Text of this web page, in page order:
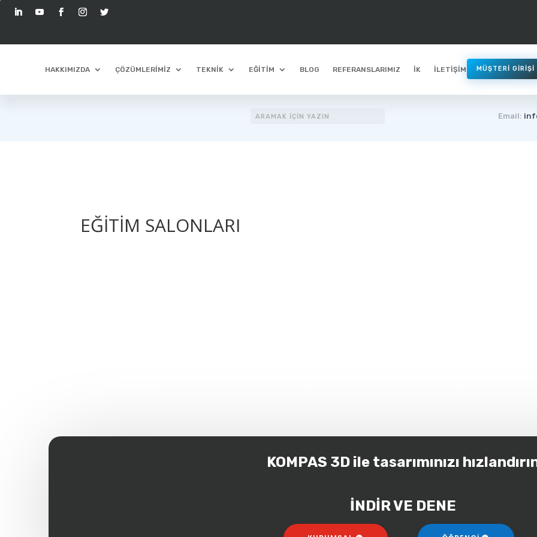
HAKKIMIZDA ÇÖZÜMLERİMİZ TEKNİK EĞİTİM BLOG REFERANSLARIMIZ İK İLETİŞİM MÜŞTERİ GİRİŞİ
Email:
EĞİTİM SALONLARI
KOMPAS 3D ile tasarımınızı
İNDİR VE DENE